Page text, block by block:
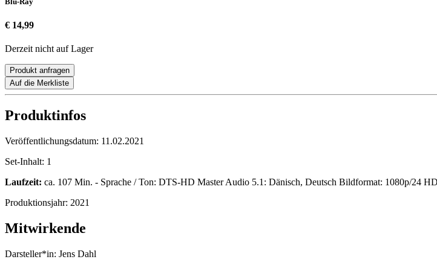
€ 14,99
Derzeit nicht auf Lager
Produkt anfragen
Auf die Merkliste
Produktinfos
Veröffentlichungsdatum: 11.02.2021
Set-Inhalt: 1
Laufzeit: ca. 107 Min. - Sprache / Ton: DTS-HD Master Audio 5.1: Dänisch, Deutsch Bildformat: 1080p/24
Produktionsjahr: 2021
Mitwirkende
Darsteller*in: Jens Dahl